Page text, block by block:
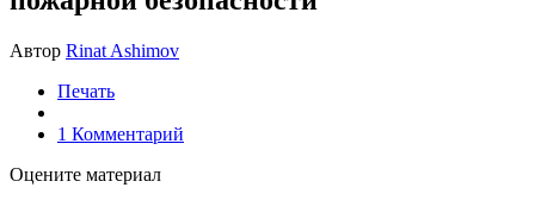
Автор Rinat Ashimov
Печать
1 Комментарий
Оцените материал